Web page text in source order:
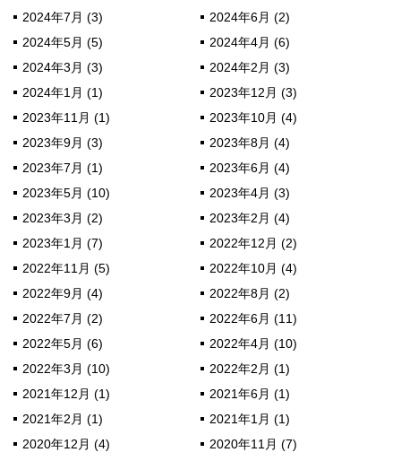
2024年7月 (3)
2024年6月 (2)
2024年5月 (5)
2024年4月 (6)
2024年3月 (3)
2024年2月 (3)
2024年1月 (1)
2023年12月 (3)
2023年11月 (1)
2023年10月 (4)
2023年9月 (3)
2023年8月 (4)
2023年7月 (1)
2023年6月 (4)
2023年5月 (10)
2023年4月 (3)
2023年3月 (2)
2023年2月 (4)
2023年1月 (7)
2022年12月 (2)
2022年11月 (5)
2022年10月 (4)
2022年9月 (4)
2022年8月 (2)
2022年7月 (2)
2022年6月 (11)
2022年5月 (6)
2022年4月 (10)
2022年3月 (10)
2022年2月 (1)
2021年12月 (1)
2021年6月 (1)
2021年2月 (1)
2021年1月 (1)
2020年12月 (4)
2020年11月 (7)